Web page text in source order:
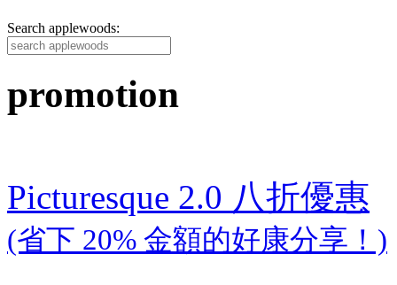
Search applewoods:
promotion
Picturesque 2.0 八折優惠
(省下 20% 金額的好康分享！)